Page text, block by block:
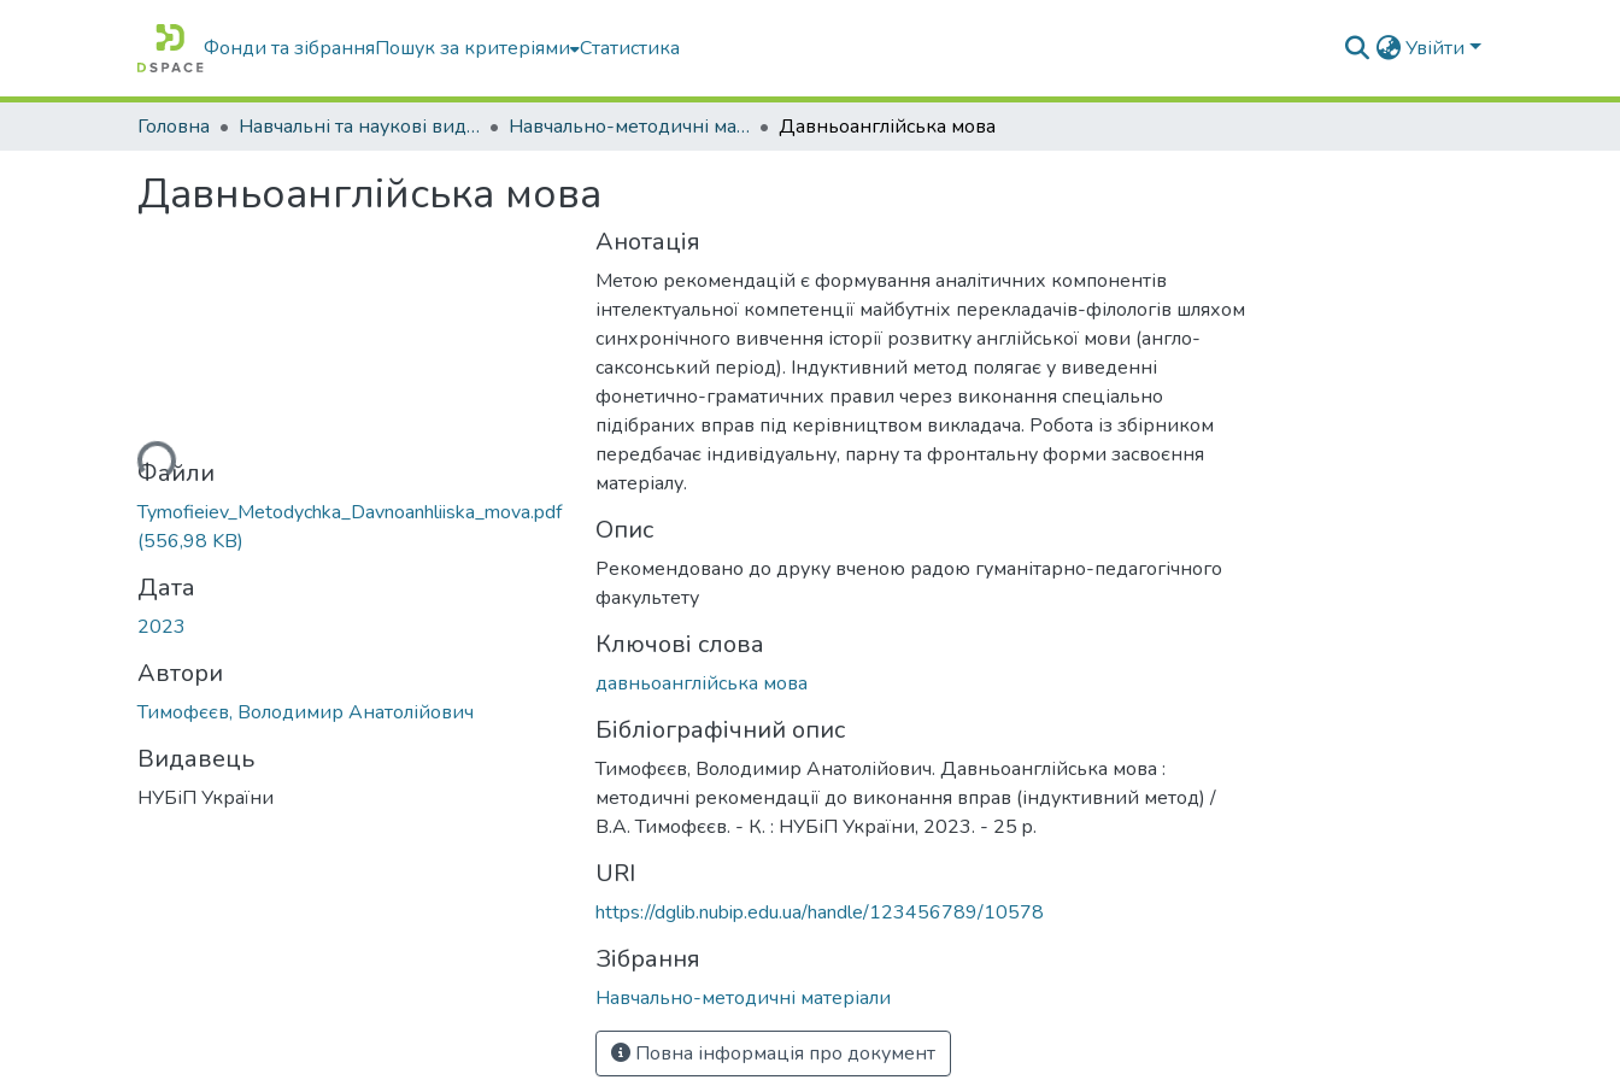
Фонди та зібранняПошук за критеріями Статистика Увійти
Головна Навчальні та наукові видання Навчально-методичні матеріали Давньоанглійська мова
Давньоанглійська мова
Вантажиться...Файли
Tymofieiev_Metodychka_Davnoanhliiska_mova.pdf
(556,98 KB)
Дата
2023
Автори
Тимофєєв, Володимир Анатолійович
Видавець
НУБіП України
Анотація
Метою рекомендацій є формування аналітичних компонентів
інтелектуальної компетенції майбутніх перекладачів-філологів шляхом
синхронічного вивчення історії розвитку англійської мови (англо-
саксонський період). Індуктивний метод полягає у виведенні
фонетично-граматичних правил через виконання спеціально
підібраних вправ під керівництвом викладача. Робота із збірником
передбачає індивідуальну, парну та фронтальну форми засвоєння
матеріалу.
Опис
Рекомендовано до друку вченою радою гуманітарно-педагогічного
факультету
Ключові слова
давньоанглійська мова
Бібліографічний опис
Тимофєєв, Володимир Анатолійович. Давньоанглійська мова :
методичні рекомендації до виконання вправ (індуктивний метод) /
В.А. Тимофєєв. - К. : НУБіП України, 2023. - 25 p.
URI
https://dglib.nubip.edu.ua/handle/123456789/10578
Зібрання
Навчально-методичні матеріали
Повна інформація про документ